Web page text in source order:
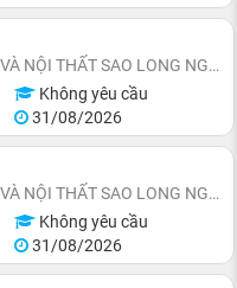
CÔNG TY CỔ PHẦN XÂY DỰNG VÀ NỘI THẤT SAO LONG NGUYỄN
Không yêu cầu
31/08/2026
CÔNG TY CỔ PHẦN XÂY DỰNG VÀ NỘI THẤT SAO LONG NGUYỄN
Không yêu cầu
31/08/2026